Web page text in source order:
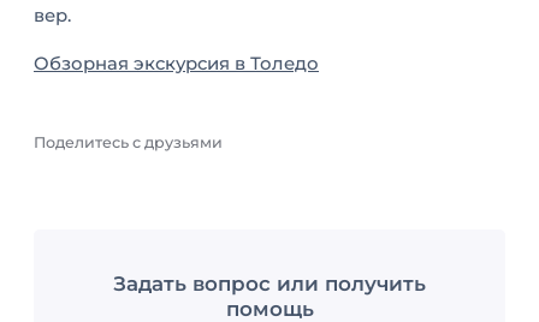
вер.
Обзорная экскурсия в Толедо
Поделитесь с друзьями
Задать вопрос или получить
помощь